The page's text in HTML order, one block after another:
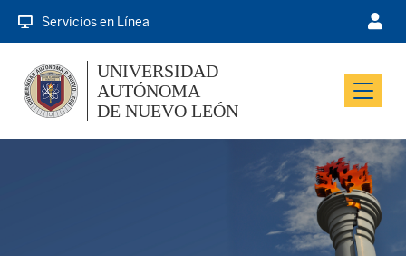
Servicios en Línea
Menu
UNIVERSIDAD
AUTÓNOMA
DE NUEVO LEÓN